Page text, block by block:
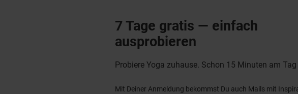
7 Tage gratis — einfach
ausprobieren
Probiere Yoga zuhause. Schon 15 Minuten am
Mit Deiner Anmeldung bekommst Du auch Mails mit